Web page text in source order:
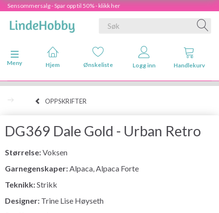
Sensommersalg - Spar opp til 50% - klikk her
Veksle navigasjon
Meny
Hjem Ønskeliste Logg inn Handlekurv
OPPSKRIFTER
DG369 Dale Gold - Urban Retro
Størrelse:Voksen
Garnegenskaper: Alpaca, Alpaca Forte
Teknikk:Strikk
Designer: Trine Lise Høyseth